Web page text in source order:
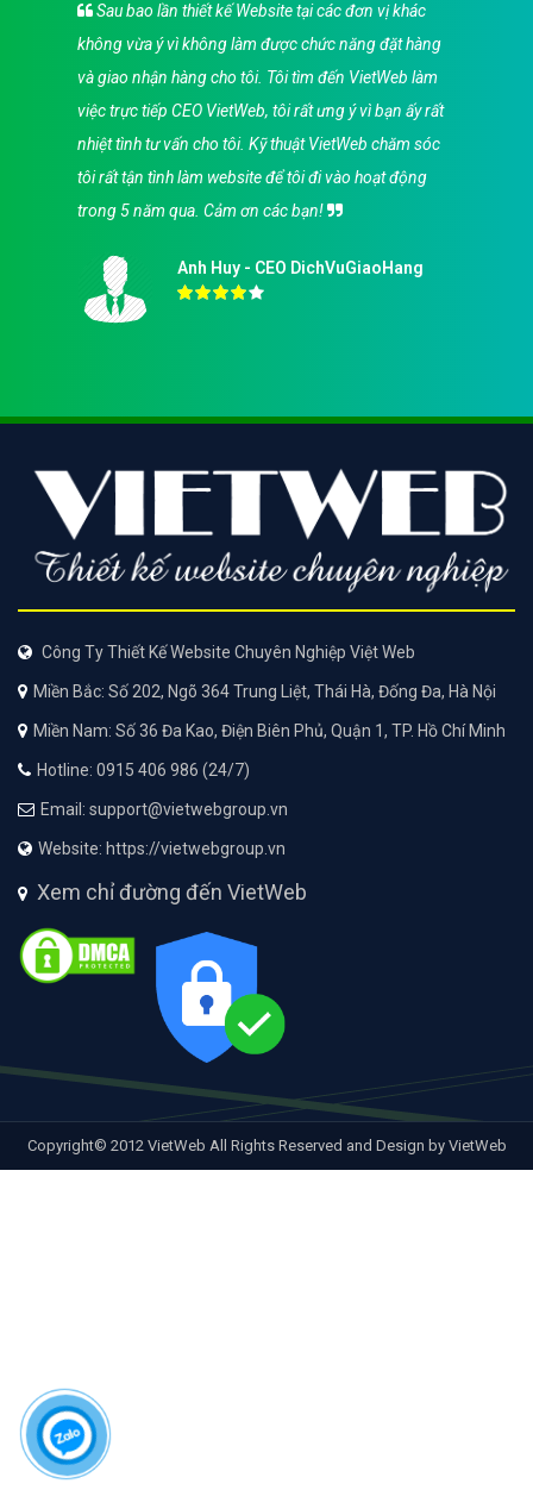
Sau bao lần thiết kế Website tại các đơn vị khác
không vừa ý vì không làm được chức năng đặt hàng
và giao nhận hàng cho tôi. Tôi tìm đến VietWeb làm
việc trực tiếp CEO VietWeb, tôi rất ưng ý vì bạn ấy rất
nhiệt tình tư vấn cho tôi. Kỹ thuật VietWeb chăm sóc
tôi rất tận tình làm website để tôi đi vào hoạt động
trong 5 năm qua. Cảm ơn các bạn!
Anh Huy - CEO DichVuGiaoHang
Công Ty Thiết Kế Website Chuyên Nghiệp Việt Web
Miền Bắc: Số 202, Ngõ 364 Trung Liệt, Thái Hà, Đống Đa, Hà Nội
Miền Nam: Số 36 Đa Kao, Điện Biên Phủ, Quận 1, TP. Hồ Chí Minh
Hotline: 0915 406 986 (24/7)
Email: support@vietwebgroup.vn
Website: https://vietwebgroup.vn
Xem chỉ đường đến VietWeb
Copyright© 2012 VietWeb All Rights Reserved and Design by VietWeb